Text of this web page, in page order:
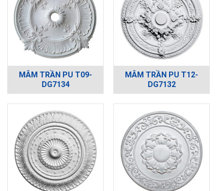
MÂM TRẦN PU T09-
DG7134
MÂM TRẦN PU T12-
DG7132